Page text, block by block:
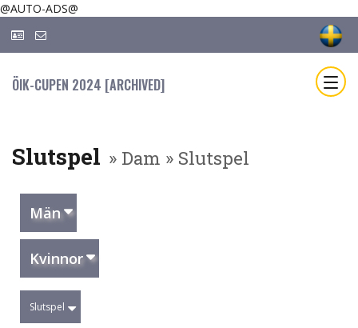
@AUTO-ADS@
ÖIK-CUPEN 2024 [ARCHIVED]
Slutspel » Dam » Slutspel
Män
Kvinnor
Slutspel